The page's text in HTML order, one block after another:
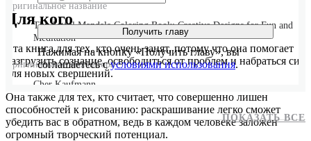
Для кого
Эта книга для тех, кто очень занят, потому что она помогает
разгрузить сознание, освободиться от проблем и набраться сил
для новых свершений.
Она также для тех, кто считает, что совершенно лишен
способностей к рисованию: раскрашивание легко сможет
убедить вас в обратном, ведь в каждом человеке заложен
огромный творческий потенциал.
Оригинальное название
The Artful Mandala Coloring Book: Creative Designs for Fun and
Meditation
Оригинальное имя автора
Cher Kaufmann
Получить главу
Нажимая на кнопку «Получить главу», вы
соглашаетесь сусловиями использования.
ПОКАЗАТЬ ВСЕ